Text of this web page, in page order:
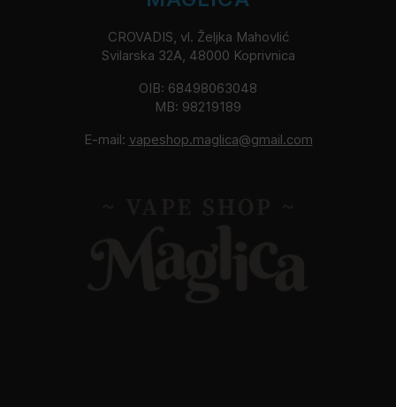
CROVADIS, vl. Željka Mahovlić
Svilarska 32A, 48000 Koprivnica
OIB: 68498063048
MB: 98219189
E-mail: vapeshop.maglica@gmail.com